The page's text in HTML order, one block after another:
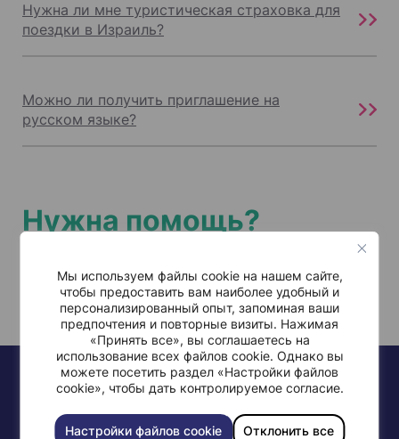
Мы используем файлы cookie на нашем сайте,
чтобы предоставить вам наиболее удобный и
персонализированный опыт, запоминая ваши
предпочтения и повторные визиты. Нажимая
«Принять все», вы соглашаетесь на
использование всех файлов cookie. Однако вы
можете посетить раздел «Настройки файлов
cookie», чтобы дать контролируемое согласие.
Настройки файлов cookie Отклонить все
Нужна ли мне туристическая страховка для
поездки в Израиль?
Можно ли получить приглашение на
русском языке?
Нужна помощь?